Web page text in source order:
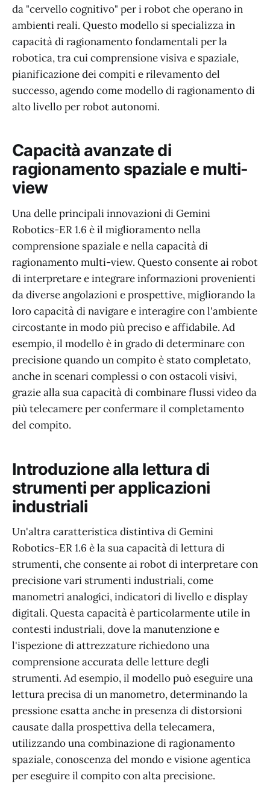
da "cervello cognitivo" per i robot che operano in
ambienti reali. Questo modello si specializza in
capacità di ragionamento fondamentali per la
robotica, tra cui comprensione visiva e spaziale,
pianificazione dei compiti e rilevamento del
successo, agendo come modello di ragionamento di
alto livello per robot autonomi.
Capacità avanzate di
ragionamento spaziale e multi-
view
Una delle principali innovazioni di Gemini
Robotics-ER 1.6 è il miglioramento nella
comprensione spaziale e nella capacità di
ragionamento multi-view. Questo consente ai robot
di interpretare e integrare informazioni provenienti
da diverse angolazioni e prospettive, migliorando la
loro capacità di navigare e interagire con l'ambiente
circostante in modo più preciso e affidabile. Ad
esempio, il modello è in grado di determinare con
precisione quando un compito è stato completato,
anche in scenari complessi o con ostacoli visivi,
grazie alla sua capacità di combinare flussi video da
più telecamere per confermare il completamento
del compito.
Introduzione alla lettura di
strumenti per applicazioni
industriali
Un'altra caratteristica distintiva di Gemini
Robotics-ER 1.6 è la sua capacità di lettura di
strumenti, che consente ai robot di interpretare con
precisione vari strumenti industriali, come
manometri analogici, indicatori di livello e display
digitali. Questa capacità è particolarmente utile in
contesti industriali, dove la manutenzione e
l'ispezione di attrezzature richiedono una
comprensione accurata delle letture degli
strumenti. Ad esempio, il modello può eseguire una
lettura precisa di un manometro, determinando la
pressione esatta anche in presenza di distorsioni
causate dalla prospettiva della telecamera,
utilizzando una combinazione di ragionamento
spaziale, conoscenza del mondo e visione agentica
per eseguire il compito con alta precisione.